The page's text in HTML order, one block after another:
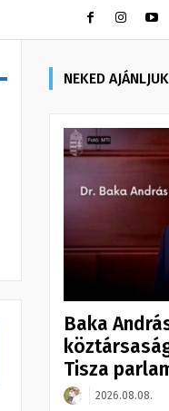
NEKED AJÁNLJUK
Baka
Tisza
2026.08.08.